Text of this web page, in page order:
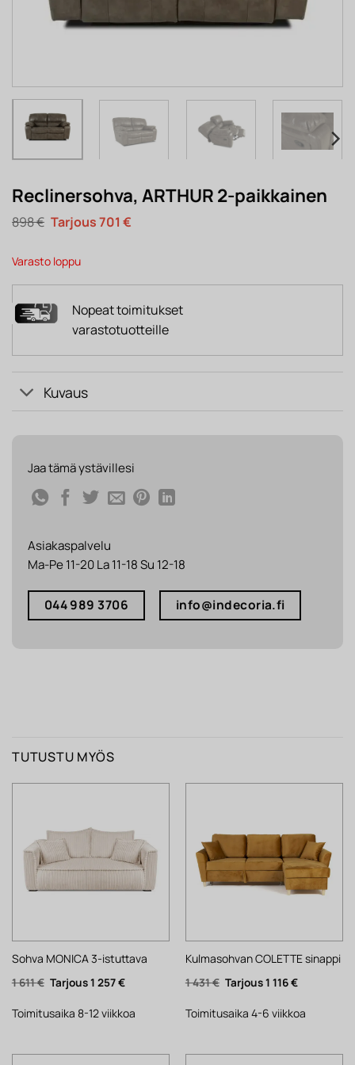
Reclinersohva, ARTHUR 2-paikkainen
898€ Alkuperäinen
hinta
898 €.
701 €Nykyinen
Varasto loppu
Nopeat toimitukset
varastotuotteille
Kuvaus
Jaa tämä ystävillesi
Asiakaspalvelu
Ma-Pe 11-20 La 11-18 Su 12-18
044 989 3706 info@indecoria.fi
TUTUSTU MYÖS
Sohva MONICA 3-istuttava
1 611€ Alkuperäinen
hinta
1
611 €.
1 257€Nykyinen
1
257 €.
Toimitusaika 8-12 viikkoa
Kulmasohvan COLETTE sinappi
1 431€ Alkuperäinen
hinta
1
431 €.
1 116€Nykyinen
1
116 €.
Toimitusaika 4-6 viikkoa